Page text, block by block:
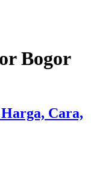
Bogor
Cara,